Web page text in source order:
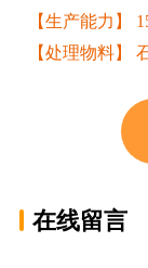
【生产能力】
【处理物料】
在线留言